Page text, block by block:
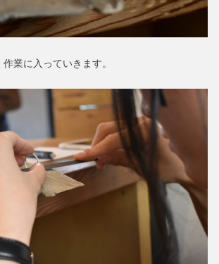
業に入っていきます。